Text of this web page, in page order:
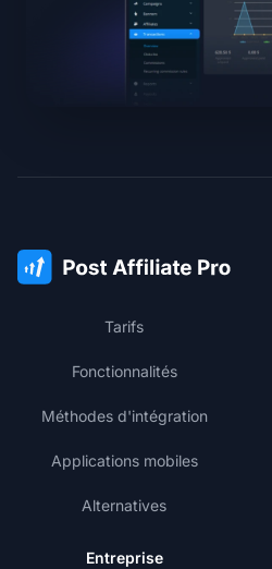
Tarifs
Fonctionnalités
Méthodes d'intégration
Applications mobiles
Alternatives
Entreprise